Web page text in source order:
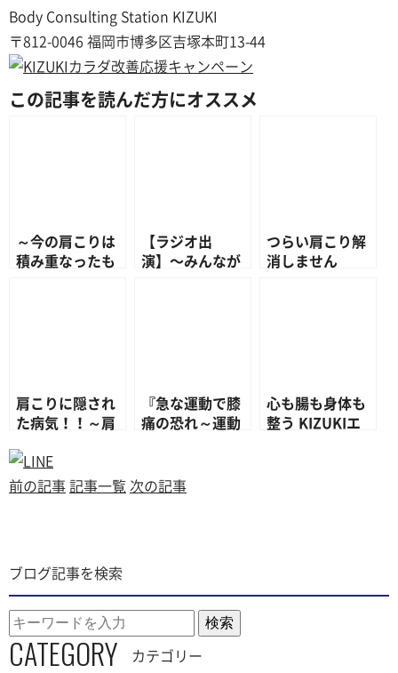
Body Consulting Station KIZUKI
〒812-0046 福岡市博多区吉塚本町13-44
この記事を読んだ方にオススメ
～今の肩こりは
積み重なったも
【ラジオ出
演】〜みんなが
つらい肩こり解
消しません
肩こりに隠され
た病気！！～肩
気とは～
『急な運動で膝
痛の恐れ～運動
心も腸も身体も
整う KIZUKIエ
前の記事 記事一覧 次の記事
ブログ記事を検索
検索
CATEGORY カテゴリー